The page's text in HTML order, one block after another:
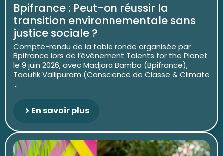
Bpifrance : Peut-on réussir la
transition environnementale sans
justice sociale ?
Compte-rendu de la table ronde organisée par
Bpifrance lors de l’événement Talents for the Planet
le 9 juin 2026, avec Madjara Bamba (Bpifrance),
Taoufik Vallipuram (Conscience de Classe & Climate
...
En savoir plus